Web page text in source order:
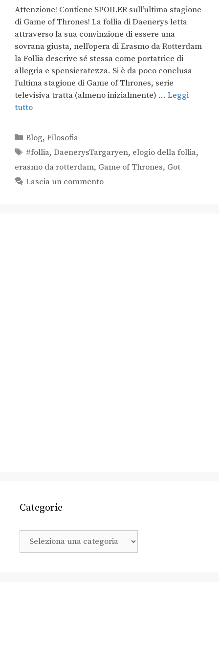
Attenzione! Contiene SPOILER sull’ultima stagione
di Game of Thrones! La follia di Daenerys letta
attraverso la sua convinzione di essere una
sovrana giusta, nell’opera di Erasmo da Rotterdam
la Follia descrive sé stessa come portatrice di
allegria e spensieratezza. Si è da poco conclusa
l’ultima stagione di Game of Thrones, serie
televisiva tratta (almeno inizialmente) … Leggi
tutto
Blog,Filosofia
#follia,DaenerysTargaryen, elogio della follia,
erasmo da rotterdam, Game of Thrones, Got
Lascia un commento
Categorie